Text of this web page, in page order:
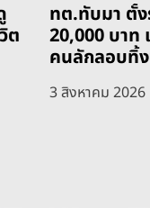
ต
ทต.ทับมา ตั้ง
20,000 บาท
คนลักลอบทิ้
3 สิงหาคม 2026